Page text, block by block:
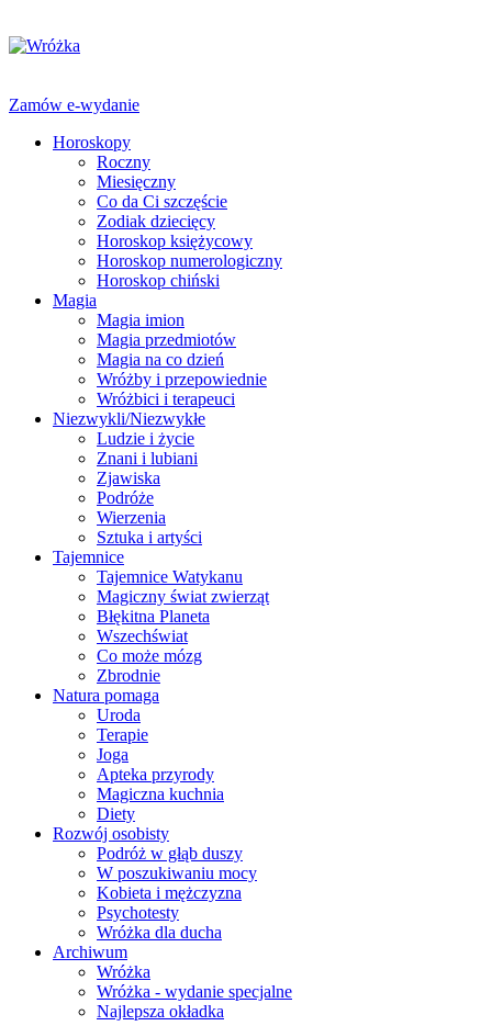
Zamów e-wydanie
Horoskopy
Roczny
Miesięczny
Co da Ci szczęście
Zodiak dziecięcy
Horoskop księżycowy
Horoskop numerologiczny
Horoskop chiński
Magia
Magia imion
Magia przedmiotów
Magia na co dzień
Wróżby i przepowiednie
Wróżbici i terapeuci
Niezwykli/Niezwykłe
Ludzie i życie
Znani i lubiani
Zjawiska
Podróże
Wierzenia
Sztuka i artyści
Tajemnice
Tajemnice Watykanu
Magiczny świat zwierząt
Błękitna Planeta
Wszechświat
Co może mózg
Zbrodnie
Natura pomaga
Uroda
Terapie
Joga
Apteka przyrody
Magiczna kuchnia
Diety
Rozwój osobisty
Podróż w głąb duszy
W poszukiwaniu mocy
Kobieta i mężczyzna
Psychotesty
Wróżka dla ducha
Archiwum
Wróżka
Wróżka - wydanie specjalne
Najlepsza okładka